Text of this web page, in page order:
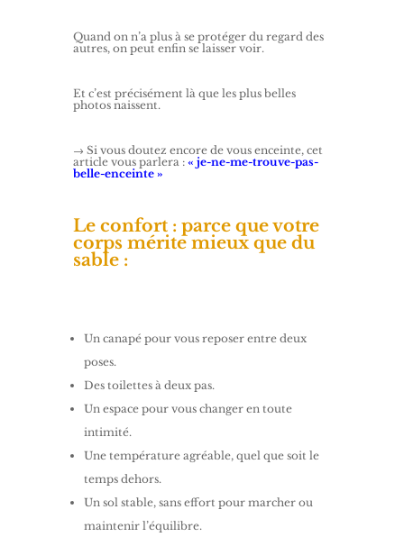
Quand on n’a plus à se protéger du regard des
autres, on peut enfin se laisser voir.
Et c’est précisément là que les plus belles
photos naissent.
→ Si vous doutez encore de vous enceinte, cet
article vous parlera : « je-ne-me-trouve-pas-
belle-enceinte »
Le confort : parce que votre
corps mérite mieux que du
sable :
Un canapé pour vous reposer entre deux
poses.
Des toilettes à deux pas.
Un espace pour vous changer en toute
intimité.
Une température agréable, quel que soit le
temps dehors.
Un sol stable, sans effort pour marcher ou
maintenir l’équilibre.